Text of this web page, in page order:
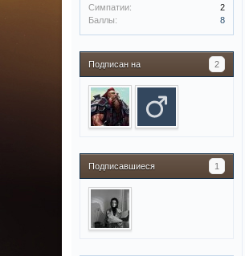
Симпатии:
2
Баллы:
8
Подписан на 2
Подписавшиеся 1